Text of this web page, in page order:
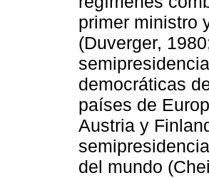
primer ministro
(Duverger,
democráticas
países de
Austria y
del mundo